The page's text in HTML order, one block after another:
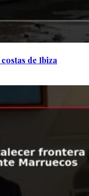
de Ibiza